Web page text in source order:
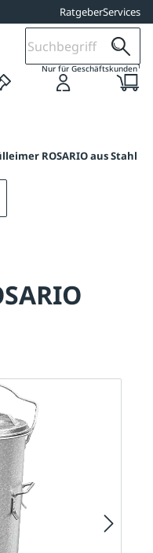
RatgeberServices
Nur für Geschäftskunden1
ROSARIO aus Stahl